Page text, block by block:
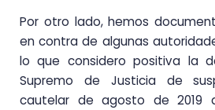
Por otro lado, hemos
en contra de algunas
lo que considero positiva la
Supremo de Justicia de
cautelar de agosto de 2019